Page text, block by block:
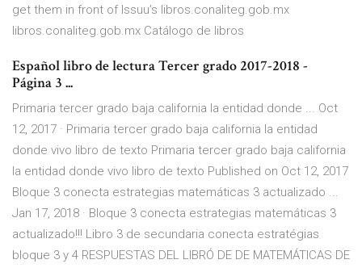
get them in front of Issuu’s libros.conaliteg.gob.mx
libros.conaliteg.gob.mx Catálogo de libros
Español libro de lectura Tercer grado 2017-2018 -
Página 3 ...
Primaria tercer grado baja california la entidad donde ... Oct
12, 2017 · Primaria tercer grado baja california la entidad
donde vivo libro de texto Primaria tercer grado baja california
la entidad donde vivo libro de texto Published on Oct 12, 2017
Bloque 3 conecta estrategias matemáticas 3 actualizado ...
Jan 17, 2018 · Bloque 3 conecta estrategias matemáticas 3
actualizado!!! Libro 3 de secundaria conecta estratégias
bloque 3 y 4 RESPUESTAS DEL LIBRÓ DE DE MATEMÁTICAS DE